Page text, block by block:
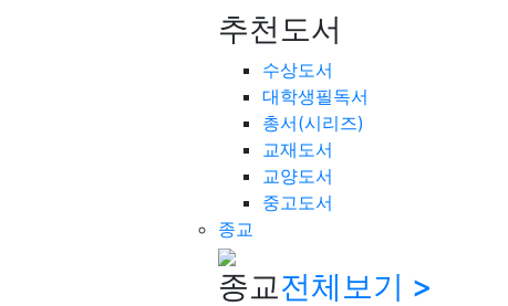
추천도서
수상도서
대학생필독서
총서(시리즈)
교재도서
교양도서
중고도서
종교
종교전체보기 >